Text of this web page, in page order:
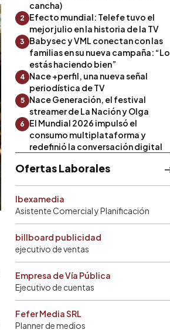
cancha)
2
Efecto mundial: Telefe tuvo el
mejor julio en la historia de la TV
3
Babysec y VML conectan con las
familias en su nueva campaña: “Lo
estás haciendo bien”
4 Nace +perfil, una nueva señal
periodística de TV
5
Nace Generación, el festival
streamer de La Nación y Olga
6
El Mundial 2026 impulsó el
consumo multiplataforma y
redefinió la conversación digital
Ofertas Laborales
Ibexamedia
Asistente Comercial y Planificación
billboard publicidad
ejecutivo de ventas
Empresa de Vía Pública
Ejecutivo de cuentas
Fefer Media SRL
Planner de medios